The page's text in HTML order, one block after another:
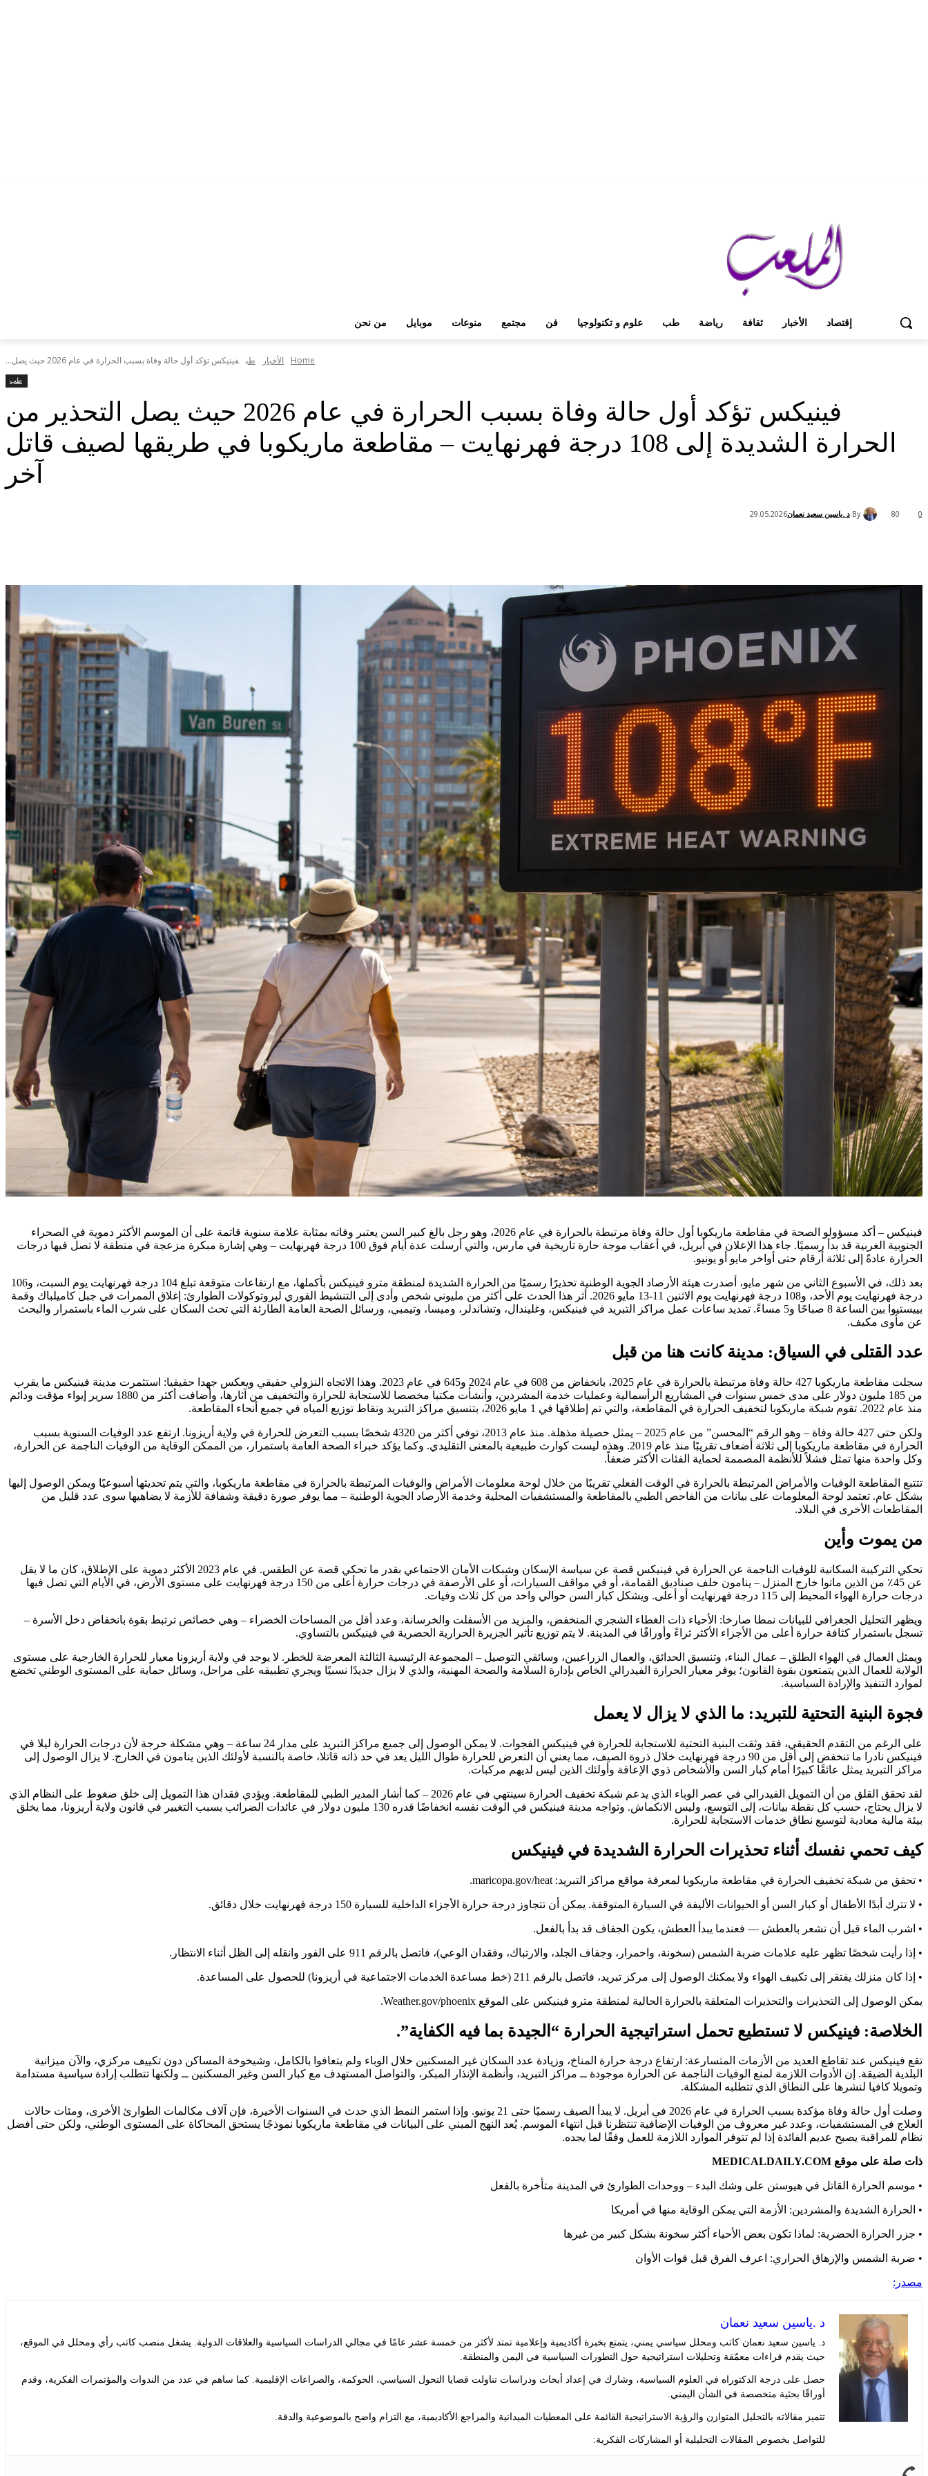
إقتصاد الأخبار ثقافة رياضة طب علوم و تكنولوجيا فن مجتمع منوعات موبايل من نحن
Home الأخبار طب فينيكس تؤكد أول حالة وفاة بسبب الحرارة في عام 2026 حيث يصل...
طب
فينيكس تؤكد أول حالة وفاة بسبب الحرارة في عام 2026 حيث يصل التحذير من
الحرارة الشديدة إلى 108 درجة فهرنهايت – مقاطعة ماريكوبا في طريقها لصيف قاتل
آخر
By د .ياسين سعيد نعمان29.05.2026 0
80
فينيكس – أكد مسؤولو الصحة في مقاطعة ماريكوبا أول حالة وفاة مرتبطة بالحرارة في عام 2026، وهو رجل بالغ كبير السن يعتبر وفاته بمثابة علامة سنوية قاتمة على أن الموسم الأكثر دموية في الصحراء
الجنوبية الغربية قد بدأ رسميًا. جاء هذا الإعلان في أبريل، في أعقاب موجة حارة تاريخية في مارس، والتي أرسلت عدة أيام فوق 100 درجة فهرنهايت – وهي إشارة مبكرة مزعجة في منطقة لا تصل فيها درجات
الحرارة عادةً إلى ثلاثة أرقام حتى أواخر مايو أو يونيو.
بعد ذلك، في الأسبوع الثاني من شهر مايو، أصدرت هيئة الأرصاد الجوية الوطنية تحذيرًا رسميًا من الحرارة الشديدة لمنطقة مترو فينيكس بأكملها، مع ارتفاعات متوقعة تبلغ 104 درجة فهرنهايت يوم السبت، و106
درجة فهرنهايت يوم الأحد، و108 درجة فهرنهايت يوم الاثنين 11-13 مايو 2026. أثر هذا الحدث على أكثر من مليوني شخص وأدى إلى التنشيط الفوري لبروتوكولات الطوارئ: إغلاق الممرات في جبل كاميلباك وقمة
بييستيوا بين الساعة 8 صباحًا و5 مساءً. تمديد ساعات عمل مراكز التبريد في فينيكس، وغليندال، وتشاندلر، وميسا، وتيمبي، ورسائل الصحة العامة الطارئة التي تحث السكان على شرب الماء باستمرار والبحث
عن مأوى مكيف.
عدد القتلى في السياق: مدينة كانت هنا من قبل
سجلت مقاطعة ماريكوبا 427 حالة وفاة مرتبطة بالحرارة في عام 2025، بانخفاض من 608 في عام 2024 و645 في عام 2023. وهذا الاتجاه النزولي حقيقي ويعكس جهدا حقيقيا: استثمرت مدينة فينيكس ما يقرب
من 185 مليون دولار على مدى خمس سنوات في المشاريع الرأسمالية وعمليات خدمة المشردين، وأنشأت مكتبا مخصصا للاستجابة للحرارة والتخفيف من آثارها، وأضافت أكثر من 1880 سرير إيواء مؤقت ودائم
منذ عام 2022. تقوم شبكة ماريكوبا لتخفيف الحرارة في المقاطعة، والتي تم إطلاقها في 1 مايو 2026، بتنسيق مراكز التبريد ونقاط توزيع المياه في جميع أنحاء المقاطعة.
ولكن حتى 427 حالة وفاة – وهو الرقم “المحسن” من عام 2025 – يمثل حصيلة مذهلة. منذ عام 2013، توفي أكثر من 4320 شخصًا بسبب التعرض للحرارة في ولاية أريزونا. ارتفع عدد الوفيات السنوية بسبب
الحرارة في مقاطعة ماريكوبا إلى ثلاثة أضعاف تقريبًا منذ عام 2019. وهذه ليست كوارث طبيعية بالمعنى التقليدي. وكما يؤكد خبراء الصحة العامة باستمرار، من الممكن الوقاية من الوفيات الناجمة عن الحرارة،
وكل واحدة منها تمثل فشلاً للأنظمة المصممة لحماية الفئات الأكثر ضعفاً.
تتتبع المقاطعة الوفيات والأمراض المرتبطة بالحرارة في الوقت الفعلي تقريبًا من خلال لوحة معلومات الأمراض والوفيات المرتبطة بالحرارة في مقاطعة ماريكوبا، والتي يتم تحديثها أسبوعيًا ويمكن الوصول إليها
بشكل عام. تعتمد لوحة المعلومات على بيانات من الفاحص الطبي بالمقاطعة والمستشفيات المحلية وخدمة الأرصاد الجوية الوطنية – مما يوفر صورة دقيقة وشفافة للأزمة لا يضاهيها سوى عدد قليل من
المقاطعات الأخرى في البلاد.
من يموت وأين
تحكي التركيبة السكانية للوفيات الناجمة عن الحرارة في فينيكس قصة عن سياسة الإسكان وشبكات الأمان الاجتماعي بقدر ما تحكي قصة عن الطقس. في عام 2023 الأكثر دموية على الإطلاق، كان ما لا يقل
عن 45٪ من الذين ماتوا خارج المنزل – ينامون خلف صناديق القمامة، أو في مواقف السيارات، أو على الأرصفة في درجات حرارة أعلى من 150 درجة فهرنهايت على مستوى الأرض، في الأيام التي تصل فيها
درجات حرارة الهواء المحيط إلى 115 درجة فهرنهايت أو أعلى. ويشكل كبار السن حوالي واحد من كل ثلاث وفيات.
ويظهر التحليل الجغرافي للبيانات نمطا صارخا: الأحياء ذات الغطاء الشجري المنخفض، والمزيد من الأسفلت والخرسانة، وعدد أقل من المساحات الخضراء – وهي خصائص ترتبط بقوة بانخفاض دخل الأسرة –
تسجل باستمرار كثافة حرارة أعلى من الأجزاء الأكثر ثراءً وأوراقًا في المدينة. لا يتم توزيع تأثير الجزيرة الحرارية الحضرية في فينيكس بالتساوي.
ويمثل العمال في الهواء الطلق – عمال البناء، وتنسيق الحدائق، والعمال الزراعيين، وسائقي التوصيل – المجموعة الرئيسية الثالثة المعرضة للخطر. لا يوجد في ولاية أريزونا معيار للحرارة الخارجية على مستوى
الولاية للعمال الذين يتمتعون بقوة القانون؛ يوفر معيار الحرارة الفيدرالي الخاص بإدارة السلامة والصحة المهنية، والذي لا يزال جديدًا نسبيًا ويجري تطبيقه على مراحل، وسائل حماية على المستوى الوطني تخضع
لموارد التنفيذ والإرادة السياسية.
فجوة البنية التحتية للتبريد: ما الذي لا يزال لا يعمل
على الرغم من التقدم الحقيقي، فقد وثقت البنية التحتية للاستجابة للحرارة في فينيكس الفجوات. لا يمكن الوصول إلى جميع مراكز التبريد على مدار 24 ساعة – وهي مشكلة حرجة لأن درجات الحرارة ليلا في
فينيكس نادرا ما تنخفض إلى أقل من 90 درجة فهرنهايت خلال ذروة الصيف، مما يعني أن التعرض للحرارة طوال الليل يعد في حد ذاته قاتلا، خاصة بالنسبة لأولئك الذين ينامون في الخارج. لا يزال الوصول إلى
مراكز التبريد يمثل عائقًا كبيرًا أمام كبار السن والأشخاص ذوي الإعاقة وأولئك الذين ليس لديهم مركبات.
لقد تحقق القلق من أن التمويل الفيدرالي في عصر الوباء الذي يدعم شبكة تخفيف الحرارة سينتهي في عام 2026 – كما أشار المدير الطبي للمقاطعة. ويؤدي فقدان هذا التمويل إلى خلق ضغوط على النظام الذي
لا يزال يحتاج، حسب كل نقطة بيانات، إلى التوسع، وليس الانكماش. وتواجه مدينة فينيكس في الوقت نفسه انخفاضًا قدره 130 مليون دولار في عائدات الضرائب بسبب التغيير في قانون ولاية أريزونا، مما يخلق
بيئة مالية معادية لتوسيع نطاق خدمات الاستجابة للحرارة.
كيف تحمي نفسك أثناء تحذيرات الحرارة الشديدة في فينيكس
• تحقق من شبكة تخفيف الحرارة في مقاطعة ماريكوبا لمعرفة مواقع مراكز التبريد: maricopa.gov/heat.
• لا تترك أبدًا الأطفال أو كبار السن أو الحيوانات الأليفة في السيارة المتوقفة. يمكن أن تتجاوز درجة حرارة الأجزاء الداخلية للسيارة 150 درجة فهرنهايت خلال دقائق.
• اشرب الماء قبل أن تشعر بالعطش — فعندما يبدأ العطش، يكون الجفاف قد بدأ بالفعل.
• إذا رأيت شخصًا تظهر عليه علامات ضربة الشمس (سخونة، واحمرار، وجفاف الجلد، والارتباك، وفقدان الوعي)، فاتصل بالرقم 911 على الفور وانقله إلى الظل أثناء الانتظار.
• إذا كان منزلك يفتقر إلى تكييف الهواء ولا يمكنك الوصول إلى مركز تبريد، فاتصل بالرقم 211 (خط مساعدة الخدمات الاجتماعية في أريزونا) للحصول على المساعدة.
يمكن الوصول إلى التحذيرات والتحذيرات المتعلقة بالحرارة الحالية لمنطقة مترو فينيكس على الموقع Weather.gov/phoenix.
الخلاصة: فينيكس لا تستطيع تحمل استراتيجية الحرارة “الجيدة بما فيه الكفاية”.
تقع فينيكس عند تقاطع العديد من الأزمات المتسارعة: ارتفاع درجة حرارة المناخ، وزيادة عدد السكان غير المسكنين خلال الوباء ولم يتعافوا بالكامل، وشيخوخة المساكن دون تكييف مركزي، والآن ميزانية
البلدية الضيقة. إن الأدوات اللازمة لمنع الوفيات الناجمة عن الحرارة موجودة ــ مراكز التبريد، وأنظمة الإنذار المبكر، والتواصل المستهدف مع كبار السن وغير المسكنين ــ ولكنها تتطلب إرادة سياسية مستدامة
وتمويلا كافيا لنشرها على النطاق الذي تتطلبه المشكلة.
وصلت أول حالة وفاة مؤكدة بسبب الحرارة في عام 2026 في أبريل. لا يبدأ الصيف رسميًا حتى 21 يونيو. وإذا استمر النمط الذي حدث في السنوات الأخيرة، فإن آلاف مكالمات الطوارئ الأخرى، ومئات حالات
العلاج في المستشفيات، وعدد غير معروف من الوفيات الإضافية تنتظرنا قبل انتهاء الموسم. يُعد النهج المبني على البيانات في مقاطعة ماريكوبا نموذجًا يستحق المحاكاة على المستوى الوطني، ولكن حتى أفضل
نظام للمراقبة يصبح عديم الفائدة إذا لم تتوفر الموارد اللازمة للعمل وفقًا لما يجده.
ذات صلة على موقع MEDICALDAILY.COM
• موسم الحرارة القاتل في هيوستن على وشك البدء – ووحدات الطوارئ في المدينة متأخرة بالفعل
• الحرارة الشديدة والمشردين: الأزمة التي يمكن الوقاية منها في أمريكا
• جزر الحرارة الحضرية: لماذا تكون بعض الأحياء أكثر سخونة بشكل كبير من غيرها
• ضربة الشمس والإرهاق الحراري: اعرف الفرق قبل فوات الأوان
مصدر:
د .ياسين سعيد نعمان
د. ياسين سعيد نعمان كاتب ومحلل سياسي يمني، يتمتع بخبرة أكاديمية وإعلامية تمتد لأكثر من خمسة عشر عامًا في مجالي الدراسات السياسية والعلاقات الدولية. يشغل منصب كاتب رأي ومحلل في الموقع،
حيث يقدم قراءات معمّقة وتحليلات استراتيجية حول التطورات السياسية في اليمن والمنطقة.
حصل على درجة الدكتوراه في العلوم السياسية، وشارك في إعداد أبحاث ودراسات تناولت قضايا التحول السياسي، الحوكمة، والصراعات الإقليمية. كما ساهم في عدد من الندوات والمؤتمرات الفكرية، وقدم
أوراقًا بحثية متخصصة في الشأن اليمني.
تتميز مقالاته بالتحليل المتوازن والرؤية الاستراتيجية القائمة على المعطيات الميدانية والمراجع الأكاديمية، مع التزام واضح بالموضوعية والدقة.
للتواصل بخصوص المقالات التحليلية أو المشاركات الفكرية: